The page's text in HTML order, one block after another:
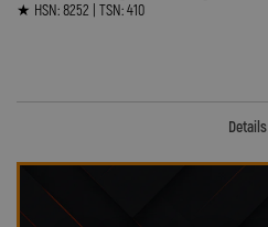
★ HSN: 8252 | TSN: 410
Details